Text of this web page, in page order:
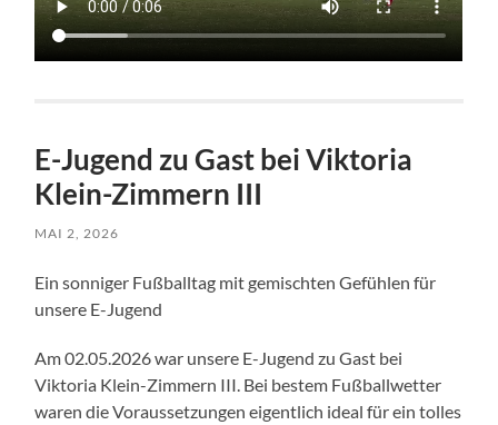
E-Jugend zu Gast bei Viktoria
Klein-Zimmern III
MAI 2, 2026
Ein sonniger Fußballtag mit gemischten Gefühlen für
unsere E-Jugend
Am 02.05.2026 war unsere E-Jugend zu Gast bei
Viktoria Klein-Zimmern III. Bei bestem Fußballwetter
waren die Voraussetzungen eigentlich ideal für ein tolles